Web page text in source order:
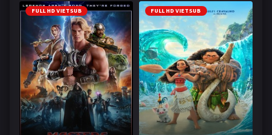
FULL HD VIETSUB FULL HD VIETSUB